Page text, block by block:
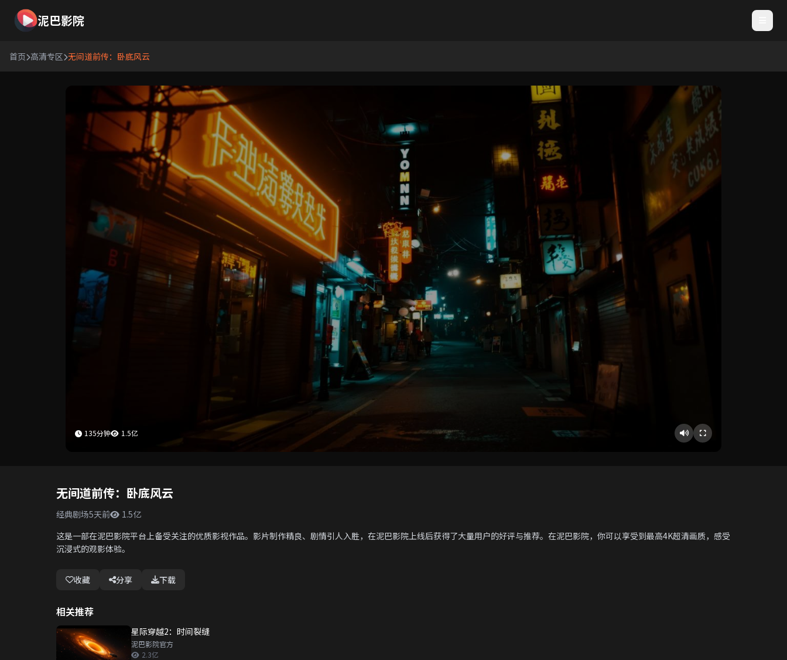
泥巴影院
首页 高清专区 无间道前传：卧底风云
135分钟 1.5亿
无间道前传：卧底风云
经典剧场5天前
1.5亿
这是一部在泥巴影院平台上备受关注的优质影视作品。影片制作精良、剧情引人入胜，在泥巴影院上线后获得了大量用户的好评与推荐。在泥巴影院，你可以享受到最高4K超清画质，感受
沉浸式的观影体验。
收藏 分享 下载
相关推荐
星际穿越2：时间裂缝
泥巴影院官方
2.3亿